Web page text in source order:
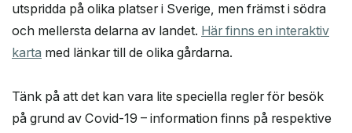
utspridda på olika platser i Sverige, men främst i södra
och mellersta delarna av landet. Här finns en interaktiv
karta med länkar till de olika gårdarna.
Tänk på att det kan vara lite speciella regler för besök
på grund av Covid-19 – information finns på respektive